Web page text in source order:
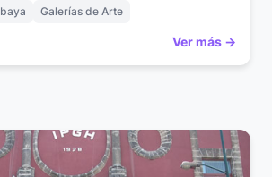
instalación y medios digitales entre las
Galerías de Arte
Ver más →